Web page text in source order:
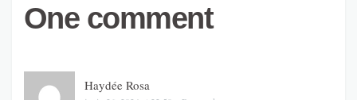
One comment
Haydée Rosa